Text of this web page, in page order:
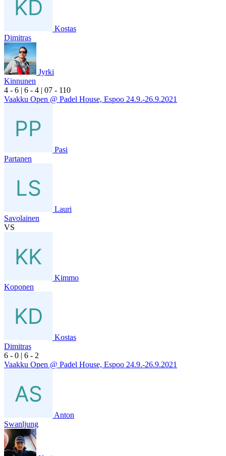
Kostas
Dimitras
Jyrki
Kinnunen
4 - 6 | 6 - 4 | 07 - 110
Vaakku Open @ Padel House, Espoo 24.9.-26.9.2021
Pasi
Partanen
Lauri
Savolainen
VS
Kimmo
Koponen
Kostas
Dimitras
6 - 0 | 6 - 2
Vaakku Open @ Padel House, Espoo 24.9.-26.9.2021
Anton
Swanljung